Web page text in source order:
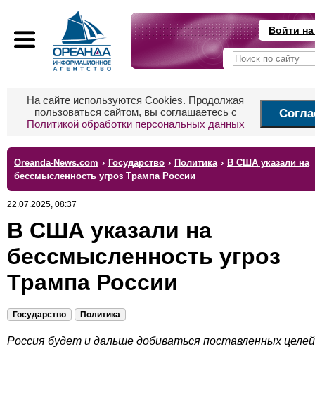
Войти
На сайте используются Cookies. Продолжая
пользоваться сайтом, вы соглашаетесь с
Политикой обработки персональных данных
Oreanda-News.com › Государство › Политика › В США указали на
бессмысленность угроз Трампа России
22.07.2025, 08:37
В США указали на
бессмысленность угроз
Трампа России
Государство Политика
Россия будет и дальше добиваться поставленных